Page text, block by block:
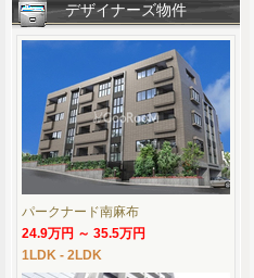
デザイナーズ物件
パークナード南麻布
24.9万円 ～ 35.5万円
1LDK - 2LDK